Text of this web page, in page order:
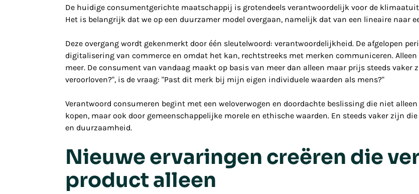
De huidige consumentgerichte maatschappij is grotendeels verantwoordelijk voor de
Het is belangrijk dat we op een duurzamer model overgaan, namelijk dat van een lineaire naar
Deze overgang wordt gekenmerkt door één sleutelwoord: verantwoordelijkheid. De afgelopen
digitalisering van commerce en omdat het kan, rechtstreeks met merken communiceren.
meer. De consument van vandaag maakt op basis van meer dan alleen maar prijs steeds vaker
veroorloven?", is de vraag: "Past dit merk bij mijn eigen individuele waarden als mens?"
Verantwoord consumeren begint met een weloverwogen en doordachte beslissing die niet
kopen, maar ook door gemeenschappelijke morele en ethische waarden. En steeds vaker zijn
en duurzaamheid.
Nieuwe ervaringen creëren die
product alleen